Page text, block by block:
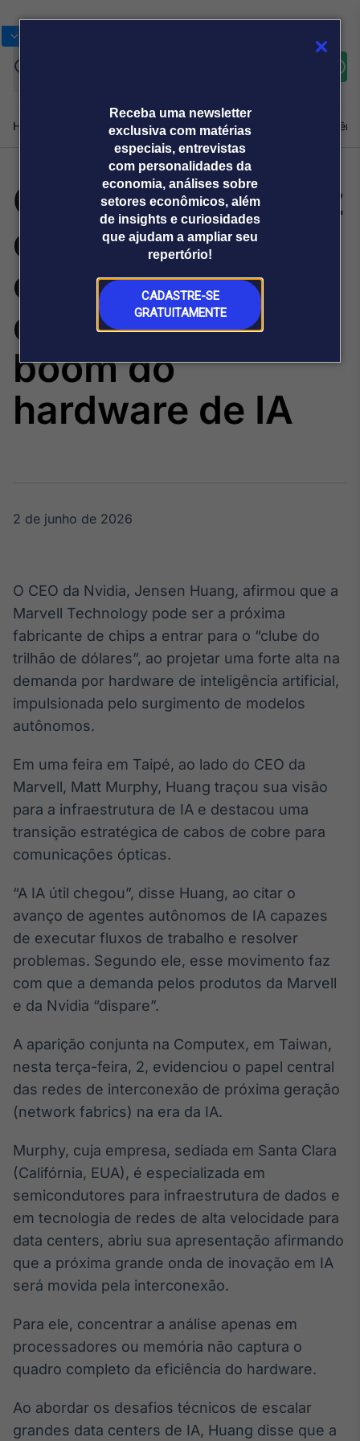
Receba uma newsletter
exclusiva com matérias
especiais, entrevistas
com personalidades da
economia, análises sobre
setores econômicos, além
de insights e curiosidades
que ajudam a ampliar seu
repertório!
CADASTRE-SE
GRATUITAMENTE
Home Produtos e soluçõesNotíciasBlogWeekend
Plataformas
Broadcast
Broadcast+
O mercado
financeiro em
tempo real
Broadcast
Tudo sobre o
agronegócio
Broadcast
Energia
O setor de
energia elétrica
Plataforma para
personalizados
Soluções de Dados
e Conteúdos
Plataforma para
negociação de
ativos
Broadcast
Datafeed
conteúdos e
dados
Broadcast
Ticker
headlines de
notícias
Broadcast
Componentes
para conteúdos e
funcionalidades
Broadcast
Wallboard
Conteúdos e
displays e telas
Sobre nós Releases Broadcast
Prêmio Broadcast
Analistas
Prêmio Broadcast
Empresas
Agências de
comunicação
Releases
CEO da Nvidia diz
que Marvell pode
entrar no clube
do trilhão com
boom do
hardware de IA
2 de junho de 2026
O CEO da Nvidia, Jensen Huang, afirmou que a
Marvell Technology pode ser a próxima
fabricante de chips a entrar para o “clube do
trilhão de dólares”, ao projetar uma forte alta na
demanda por hardware de inteligência artificial,
impulsionada pelo surgimento de modelos
autônomos.
Em uma feira em Taipé, ao lado do CEO da
Marvell, Matt Murphy, Huang traçou sua visão
para a infraestrutura de IA e destacou uma
transição estratégica de cabos de cobre para
comunicações ópticas.
“A IA útil chegou”, disse Huang, ao citar o
avanço de agentes autônomos de IA capazes
de executar fluxos de trabalho e resolver
problemas. Segundo ele, esse movimento faz
com que a demanda pelos produtos da Marvell
e da Nvidia “dispare”.
A aparição conjunta na Computex, em Taiwan,
nesta terça-feira, 2, evidenciou o papel central
das redes de interconexão de próxima geração
(network fabrics) na era da IA.
Murphy, cuja empresa, sediada em Santa Clara
(Califórnia, EUA), é especializada em
semicondutores para infraestrutura de dados e
em tecnologia de redes de alta velocidade para
data centers, abriu sua apresentação afirmando
que a próxima grande onda de inovação em IA
será movida pela interconexão.
Para ele, concentrar a análise apenas em
processadores ou memória não captura o
quadro completo da eficiência do hardware.
Ao abordar os desafios técnicos de escalar
grandes data centers de IA, Huang disse que a